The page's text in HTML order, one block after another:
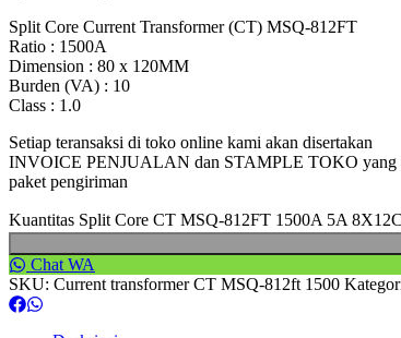
Split Core Current Transformer (CT) MSQ-812FT
Ratio : 1500A
Dimension : 80 x 120MM
Burden (VA) : 10
Class : 1.0
Setiap teransaksi di toko online kami akan disertakan
INVOICE PENJUALAN dan STAMPLE TOKO yang
paket pengiriman
Kuantitas Split Core CT MSQ-812FT 1500A 5A
Chat WA
SKU: Current transformer CT MSQ-812ft 1500